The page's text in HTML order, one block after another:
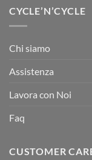
CYCLE’N’CYCLE
Chi siamo
Assistenza
Lavora con Noi
Faq
CUSTOMER